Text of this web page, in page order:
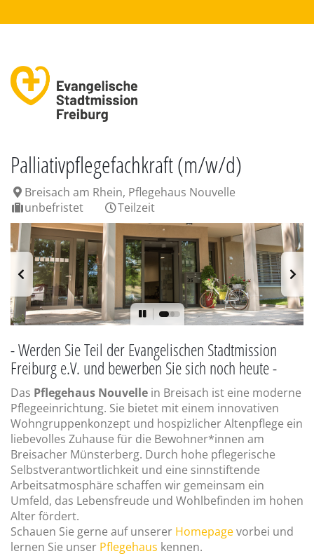
Palliativpflegefachkraft (m/w/d)
Breisach am Rhein, Pflegehaus Nouvelle
unbefristet
Teilzeit
- Werden Sie Teil der Evangelischen Stadtmission
Freiburg e.V. und bewerben Sie sich noch heute -
Das Pflegehaus Nouvelle in Breisach ist eine moderne
Pflegeeinrichtung. Sie bietet mit einem innovativen
Wohngruppenkonzept und hospizlicher Altenpflege ein
liebevolles Zuhause für die Bewohner*innen am
Breisacher Münsterberg. Durch hohe pflegerische
Selbstverantwortlichkeit und eine sinnstiftende
Arbeitsatmosphäre schaffen wir gemeinsam ein
Umfeld, das Lebensfreude und Wohlbefinden im hohen
Alter fördert.
Schauen Sie gerne auf unserer Homepagevorbei und
lernen Sie unser Pflegehaus kennen.